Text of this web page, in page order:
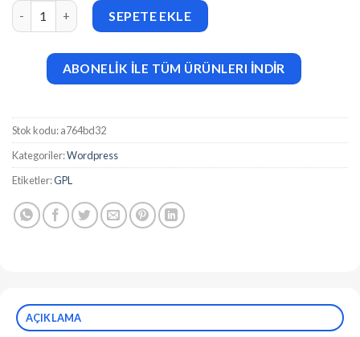
Suha (v3.3.0) PWA Ecommerce Mobile adet
SEPETE EKLE
ABONELİK İLE TÜM ÜRÜNLERI İNDİR
Stok kodu:a764bd32
Kategoriler:Wordpress
Etiketler:GPL
AÇIKLAMA